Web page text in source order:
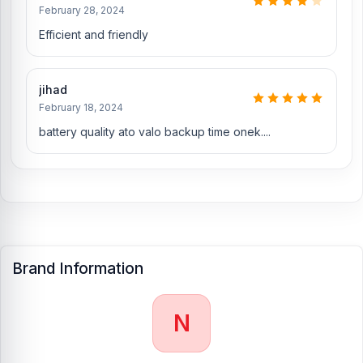
February 28, 2024
Efficient and friendly
jihad
February 18, 2024
battery quality ato valo backup time onek....
Brand Information
N